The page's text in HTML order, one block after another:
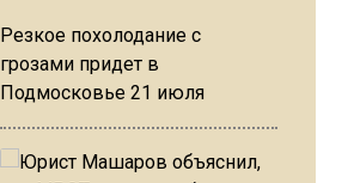
Резкое похолодание с
грозами придет в
Подмосковье 21 июля